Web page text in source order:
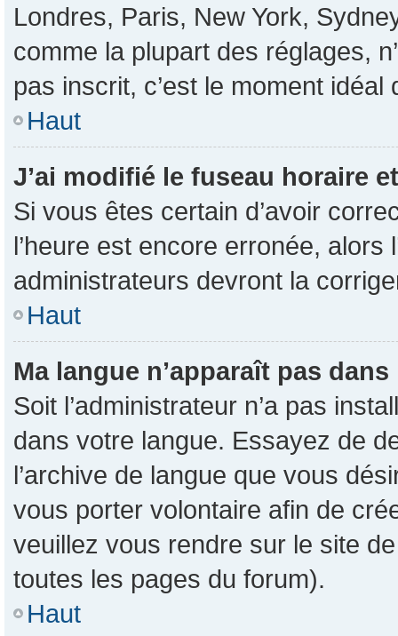
Londres, Paris, New York,
comme la plupart des réglages,
pas inscrit, c’est le moment idéal
Haut
J’ai modifié le fuseau horaire
Si vous êtes certain d’avoir
l’heure est encore erronée, alors
administrateurs devront la
Haut
Ma langue n’apparaît pas
Soit l’administrateur n’a pas
dans votre langue. Essayez de
l’archive de langue que vous
vous porter volontaire afin de
veuillez vous rendre sur le site
toutes les pages du forum).
Haut